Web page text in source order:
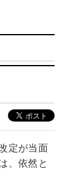
定が当面
、依然と